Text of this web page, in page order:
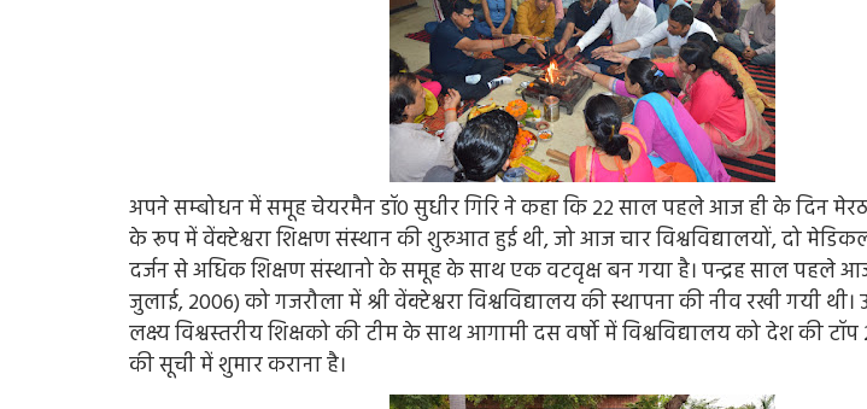
अपने सम्बोधन में समूह चेयरमैन डॉ0 सुधीर गिरि ने कहा कि 22 साल पहले आज ही के दिन
के रूप में वेंक्टेश्वरा शिक्षण संस्थान की शुरुआत हुई थी, जो आज चार विश्वविद्यालयों, दो
दर्जन से अधिक शिक्षण संस्थानो के समूह के साथ एक वटवृक्ष बन गया है। पन्द्रह साल पहले
जुलाई, 2006) को गजरौला में श्री वेंक्टेश्वरा विश्वविद्यालय की स्थापना की नीव रखी गयी
लक्ष्य विश्वस्तरीय शिक्षको की टीम के साथ आगामी दस वर्षो में विश्वविद्यालय को देश की टॉप
की सूची में शुमार कराना है।